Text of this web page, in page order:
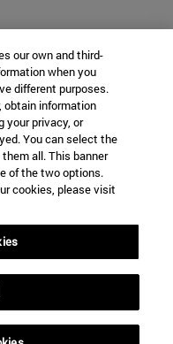
our own and third-
when you
different purposes.
obtain information
your privacy, or
You can select the
all. This banner
of the two options.
cookies, please visit